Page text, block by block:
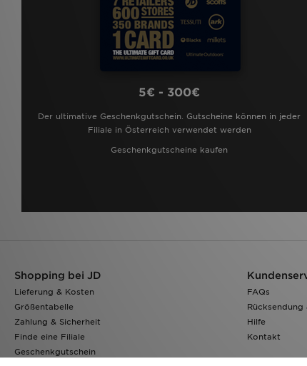
5€ - 300€
Der ultimative Geschenkgutschein. Gutscheine können in jeder
Filiale in Österreich verwendet werden
Geschenkgutscheine kaufen
Shopping bei JD
Lieferung & Kosten
Größentabelle
Zahlung & Sicherheit
Finde eine Filiale
Geschenkgutschein
FAQs
Rücksendung
Hilfe
Kontakt